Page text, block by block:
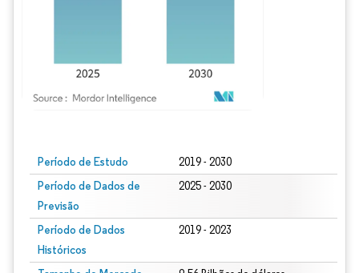
Período de Estudo 2019 - 2030
Período de Dados de
Previsão
2025 - 2030
Período de Dados
Históricos
2019 - 2023